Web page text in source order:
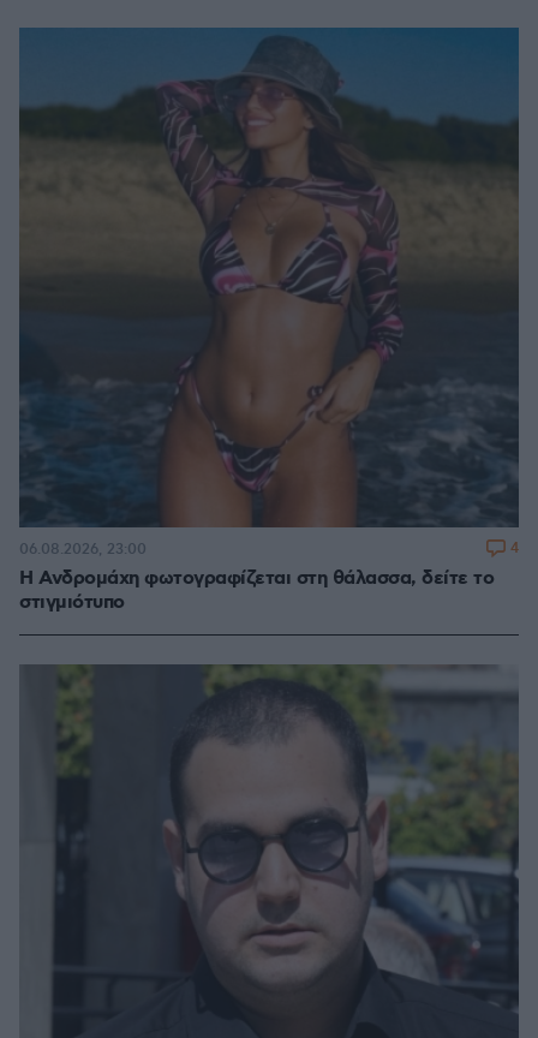
Η Ανδρομάχη φωτογραφίζεται στη θάλασσα, δείτε το
στιγμιότυπο
06.08.2026, 23:00 4